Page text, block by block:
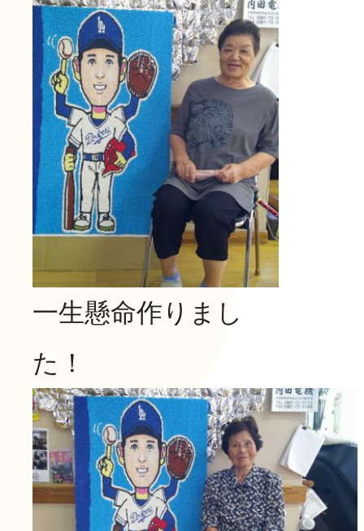
一生懸命作りまし
た！
短期入所療養介護ショー
長寿の里通所リハビリテ
長寿の里 デイサービスセ
グループホーム 長寿
トピック・写真
デイサービス便り
グループホーム便り
通所リハビリテーション
その他
活動のご